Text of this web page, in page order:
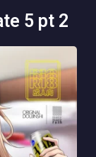
5 pt 2